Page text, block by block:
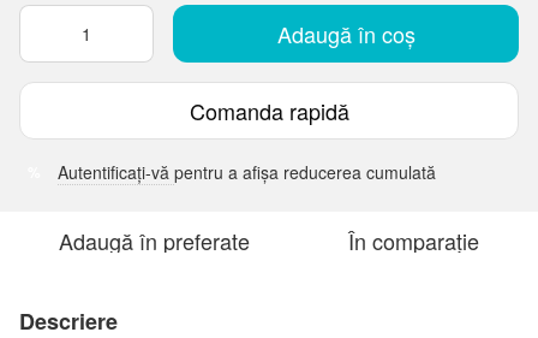
Adaugă în coș
Comanda rapidă
Autentificați-vă pentru a afișa reducerea cumulată
Adaugă în preferate În comparație
Descriere